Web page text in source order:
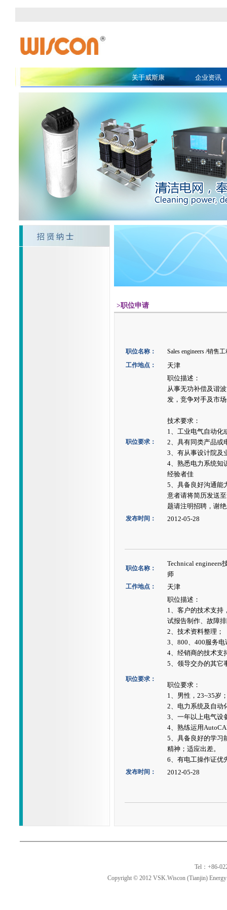
关于威斯康 企业资讯
>职位申请
职位名称：
Sales engineers /销售
工作地点：
天津
职位要求：
职位描述：
从事无功补偿及谐
发，竞争对手及市
技术要求：
1、工业电气自动化
2、具有同类产
3、有从事设计院及
4、熟悉电力系统知
经验者佳
5、具备良好沟通能
意者请将简历发送至
题请注明招聘，谢
发布时间： 2012-05-28
职位名称：
Technical engineers
师
工作地点： 天津
职位要求：
职位描述：
1、客户的技术支持
试报告制作、故障
2、技术资料整理；
3、800、400服务
4、经销商的技术支
5、领导交办的其它
职位要求：
1、男性，23~35岁
2、电力系统及自动
3、一年以上电气设
4、熟练运用
5、具备良好的学习
精神；适应出差。
6、有电工操作证优
发布时间： 2012-05-28
Tel：+86-
Copyright © 2012 VSK.Wiscon (Tianjin)